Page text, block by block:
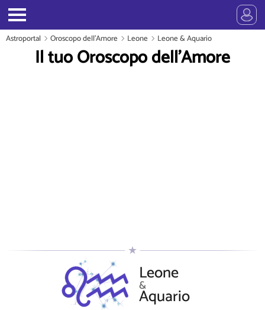
Astroportal Oroscopo dell'Amore Leone Leone & Aquario
Il tuo Oroscopo dell'Amore
Leone
&
Aquario